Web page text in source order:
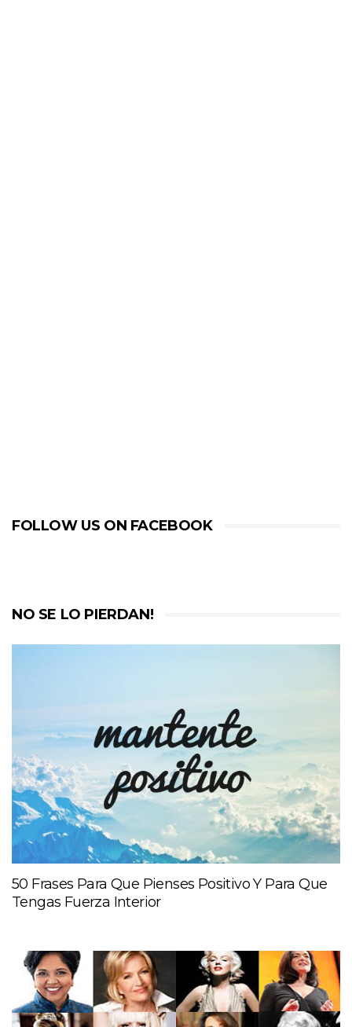
FOLLOW US ON FACEBOOK
NO SE LO PIERDAN!
50 Frases Para Que Pienses Positivo Y Para Que
Tengas Fuerza Interior